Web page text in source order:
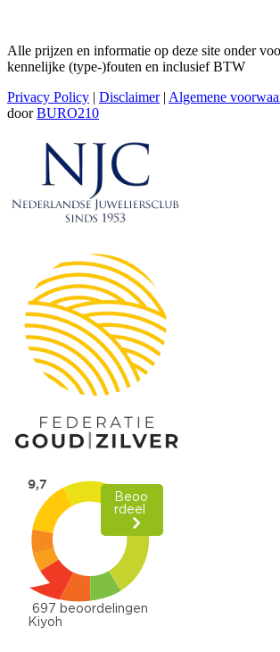
Alle prijzen en informatie op deze site onder
kennelijke (type-)fouten en inclusief BTW
Privacy Policy | Disclaimer| Algemene
doorBURO210